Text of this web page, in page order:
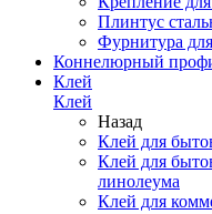
Плинтус
Фурнитура
Коннелюрный
Клей
Клей
Назад
Клей для
Клей для
линолеума
Клей для